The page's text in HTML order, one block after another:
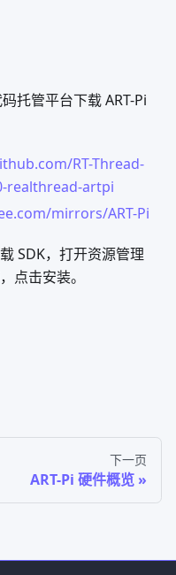
托管平台下载 ART-Pi
RT-Thread-
realthread-artpi
mirrors/ART-Pi
SDK，打开资源管理
点击安装。
下一页
ART-Pi 硬件概览